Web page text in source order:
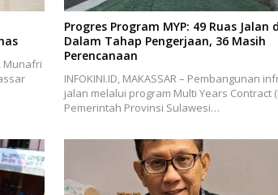
Munafri
Progres Program MYP: 49 Ruas Jalan
Dalam Tahap Pengerjaan, 36 Masih
Perencanaan
INFOKINI.ID, MAKASSAR – Pembangunan
jalan melalui program Multi Years Contract
Pemerintah Provinsi Sulawesi…